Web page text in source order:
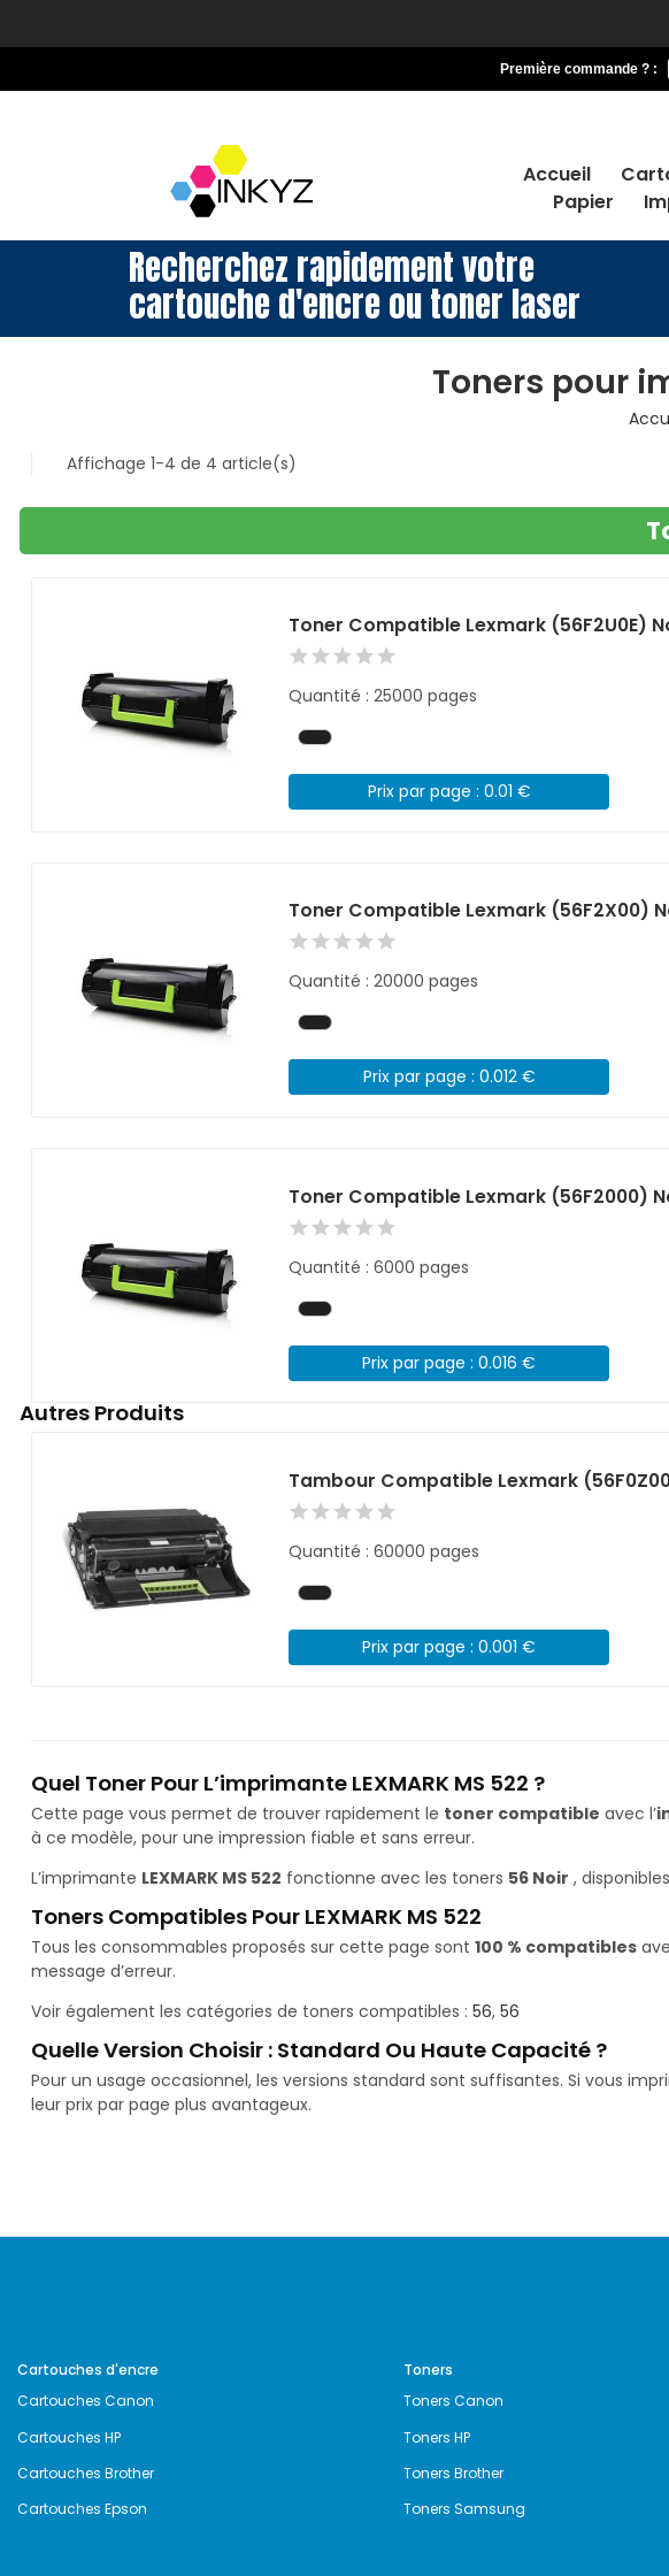
Première commande ? :
Accueil
Papier
Recherchez rapidement votre
cartouche d'encre ou toner laser
Toners pour
Affichage 1-4 de 4 article(s)
Toner Compatible Lexmark (56F2U0E)
Quantité : 25000 pages
Prix par page : 0.01 €
Toner Compatible Lexmark (56F2X00)
Quantité : 20000 pages
Prix par page : 0.012 €
Toner Compatible Lexmark (56F2000)
Quantité : 6000 pages
Prix par page : 0.016 €
Autres Produits
Tambour Compatible Lexmark
Quantité : 60000 pages
Prix par page : 0.001 €
Quel Toner Pour L’imprimante LEXMARK MS 522 ?
Cette page vous permet de trouver rapidement le toner compatible avec l’
à ce modèle, pour une impression fiable et sans erreur.
L’imprimante LEXMARK MS 522 fonctionne avec les toners 56 Noir ,
Toners Compatibles Pour LEXMARK MS 522
Tous les consommables proposés sur cette page sont 100 % compatibles
message d’erreur.
Voir également les catégories de toners compatibles : 56, 56
Quelle Version Choisir : Standard Ou Haute Capacité ?
Pour un usage occasionnel, les versions standard sont suffisantes. Si vous
leur prix par page plus avantageux.
Cartouches d'encre
Cartouches Canon
Cartouches HP
Cartouches Brother
Cartouches Epson
Toners
Toners Canon
Toners HP
Toners Brother
Toners Samsung